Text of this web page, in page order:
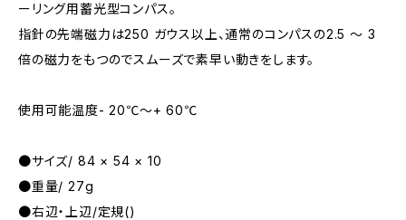
ーリング用蓄光型コンパス。
指針の先端磁力は250 ガウス以上、通常のコンパスの2.5 〜 3
倍の磁力をもつのでスムーズで素早い動きをします。
使用可能温度- 20℃〜+ 60℃
●サイズ/ 84 × 54 × 10
●重量/ 27g
●右辺・上辺/定規()